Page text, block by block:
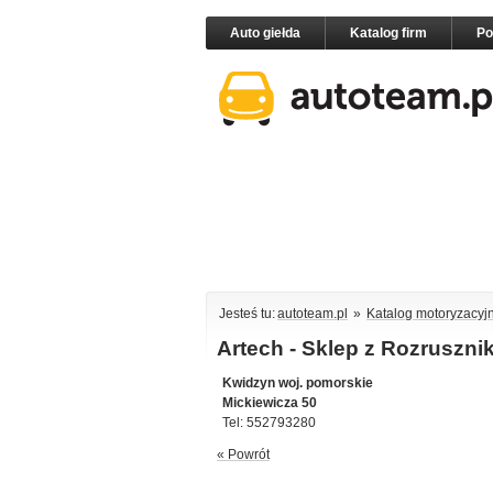
Auto giełda Katalog firm
Jesteś tu:autoteam.pl » Katalog
Artech - Sklep z
Kwidzyn woj. pomorskie
Mickiewicza 50
Tel: 552793280
« Powrót